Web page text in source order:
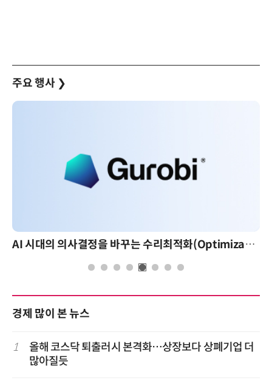
주요 행사 ❯
AI 시대의 의사결정을 바꾸는 수리최적화(Optimization): 실제 산업 적용 사례와 활용 전략
경제 많이 본 뉴스
1
올해 코스닥 퇴출러시 본격화…상장보다 상폐기업 더
많아질듯